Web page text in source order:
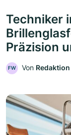
Techniker
Präzision
FW Von